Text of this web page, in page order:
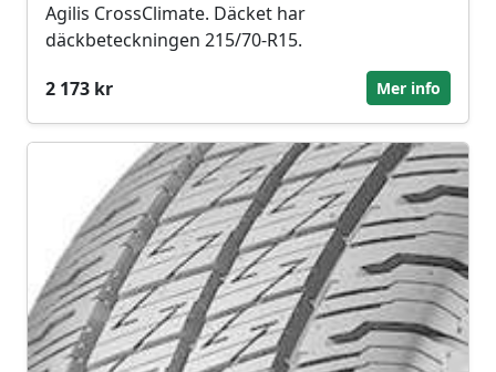
Agilis CrossClimate. Däcket har
däckbeteckningen 215/70-R15.
2 173 kr
Mer info